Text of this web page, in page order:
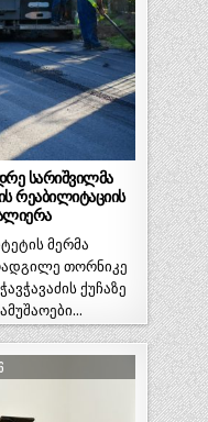
სარიშვილმა
რეაბილიტაციის
მერმა
თორნიკე
ქუჩაზე